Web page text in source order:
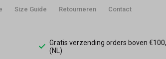
Size Guide Retourneren Contact
Gratis verzending orders boven
(NL)